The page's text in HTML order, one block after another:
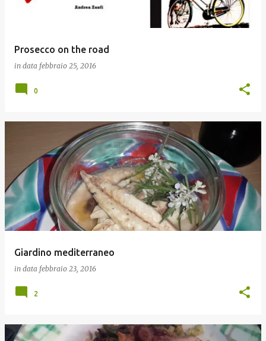
Prosecco on the road
in data febbraio 25, 2016
0
Giardino mediterraneo
in data febbraio 23, 2016
2